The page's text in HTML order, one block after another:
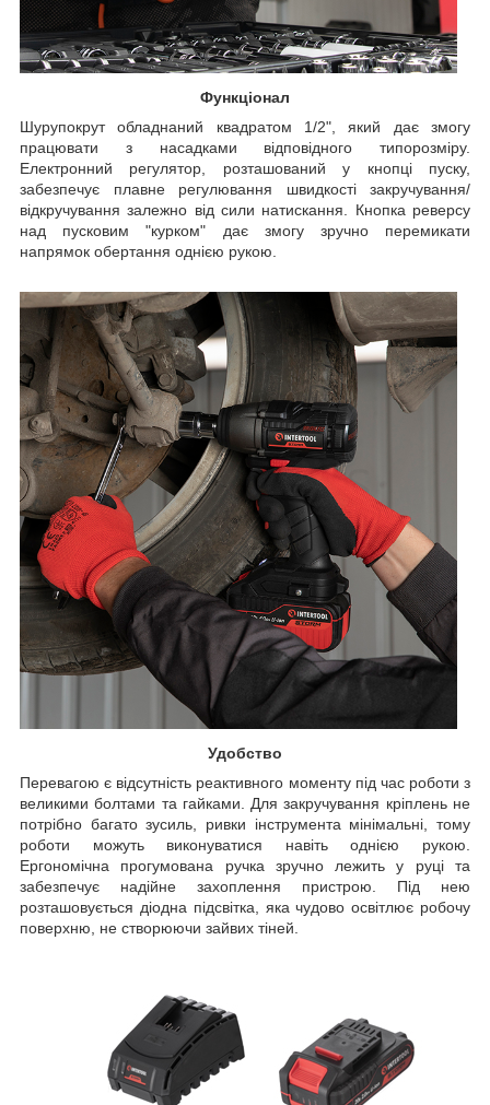
Функціонал
Шурупокрут обладнаний квадратом 1/2", який дає змогу
працювати з насадками відповідного типорозміру.
Електронний регулятор, розташований у кнопці пуску,
забезпечує плавне регулювання швидкості закручування/
відкручування залежно від сили натискання. Кнопка реверсу
над пусковим "курком" дає змогу зручно перемикати
напрямок обертання однією рукою.
Удобство
Перевагою є відсутність реактивного моменту під час роботи з
великими болтами та гайками. Для закручування кріплень не
потрібно багато зусиль, ривки інструмента мінімальні, тому
роботи можуть виконуватися навіть однією рукою.
Ергономічна прогумована ручка зручно лежить у руці та
забезпечує надійне захоплення пристрою. Під нею
розташовується діодна підсвітка, яка чудово освітлює робочу
поверхню, не створюючи зайвих тіней.